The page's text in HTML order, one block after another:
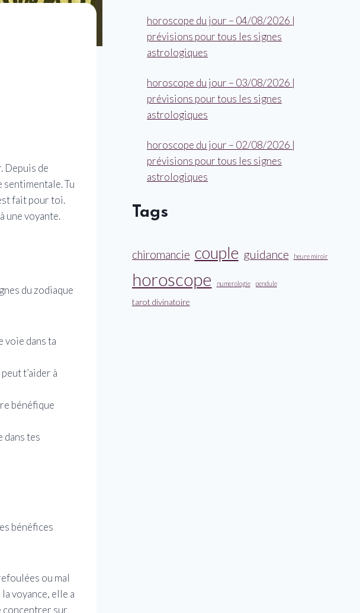
Depuis de
sentimentale. Tu
fait pour toi.
une voyante.
du zodiaque
voie dans ta
t’aider à
bénéfique
dans tes
bénéfices
ou mal
voyance, elle a
concentrer sur
horoscope du jour – 04/08/2026 |
prévisions pour tous les signes
astrologiques
horoscope du jour – 03/08/2026 |
prévisions pour tous les signes
astrologiques
horoscope du jour – 02/08/2026 |
prévisions pour tous les signes
astrologiques
Tags
chiromancie couple guidance heure miroir
horoscope numerologie pendule
tarot divinatoire